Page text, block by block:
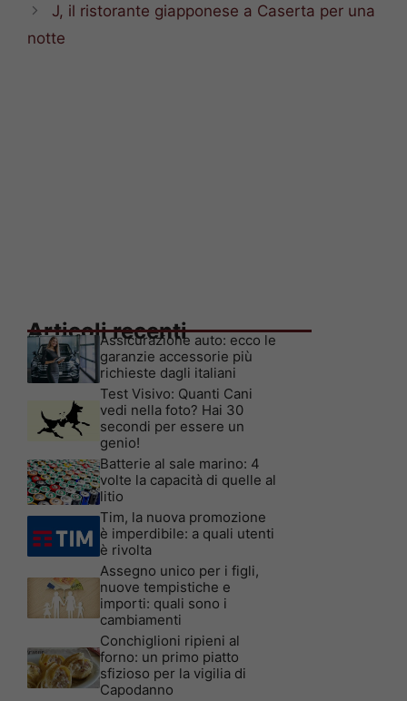
J, il ristorante giapponese a Caserta per una
notte
Articoli recenti
Assicurazione auto: ecco le
garanzie accessorie più
richieste dagli italiani
Test Visivo: Quanti Cani
vedi nella foto? Hai 30
secondi per essere un
genio!
Batterie al sale marino: 4
volte la capacità di quelle al
litio
Tim, la nuova promozione
è imperdibile: a quali utenti
è rivolta
Assegno unico per i figli,
nuove tempistiche e
importi: quali sono i
cambiamenti
Conchiglioni ripieni al
forno: un primo piatto
sfizioso per la vigilia di
Capodanno